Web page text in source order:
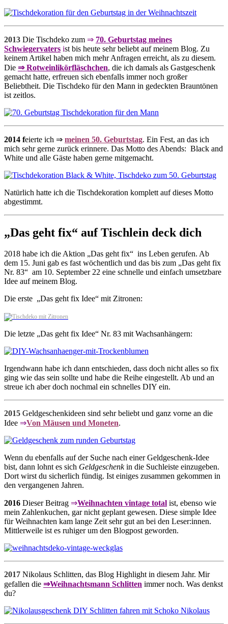
2013 Die Tischdeko zum ⇒ 70. Geburtstag meines
Schwiegervaters ist bis heute sehr beliebt auf meinem Blog. Zu
keinem Artikel haben mich mehr Anfragen erreicht, als zu diesem.
Die ⇒ Rotweinlikörfläschchen, die ich damals als Gastgeschenk
gemacht hatte, erfreuen sich ebenfalls immer noch großer
Beliebtheit. Die Tischdeko für den Mann in gedeckten Brauntönen
ist zeitlos.
2014 feierte ich ⇒ meinen 50. Geburtstag. Ein Fest, an das ich
mich sehr gerne zurück erinnere. Das Motto des Abends: Black and
White und alle Gäste haben gerne mitgemacht.
Natürlich hatte ich die Tischdekoration komplett auf dieses Motto
abgestimmt.
„Das geht fix“ auf Tischlein deck dich
2018 habe ich die Aktion „Das geht fix“ ins Leben gerufen. Ab
dem 15. Juni gab es fast wöchentlich und das bis zum „Das geht fix
Nr. 83“ am 10. September 22 eine schnelle und einfach umsetzbare
Idee auf meinem Blog.
Die erste „Das geht fix Idee“ mit Zitronen:
Die letzte „Das geht fix Idee“ Nr. 83 mit Wachsanhängern:
Irgendwann habe ich dann entschieden, dass doch nicht alles so fix
ging wie das sein sollte und habe die Reihe eingestellt. Ab und an
streue ich aber doch nochmal ein schnelles DIY ein.
2015 Geldgeschenkideen sind sehr beliebt und ganz vorne an die
Idee ⇒Von Mäusen und Moneten.
Wenn du ebenfalls auf der Suche nach einer Geldgeschenk-Idee
bist, dann lohnt es sich Geldgeschenkin die Suchleiste einzugeben.
Dort wirst du sicherlich fündig. Ist einiges zusammen gekommen in
den vergangenen Jahren.
2016 Dieser Beitrag ⇒Weihnachten vintage total ist, ebenso wie
mein Zahlenkuchen, gar nicht geplant gewesen. Diese simple Idee
für Weihnachten kam lange Zeit sehr gut an bei den Leser:innen.
Mittlerweile ist es ruhiger um den Blogpost geworden.
2017 Nikolaus Schlitten, das Blog Highlight in diesem Jahr. Mir
gefallen die ⇒Weihnachtsmann Schlitten immer noch. Was denkst
du?